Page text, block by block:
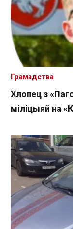
Хлопец з
міліцыяй на
Грамадства